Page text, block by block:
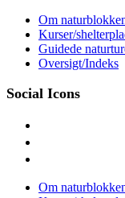
Skip
content
Om
Kurser/
Guidede
Oversigt/Indeks
Social Icons
Om